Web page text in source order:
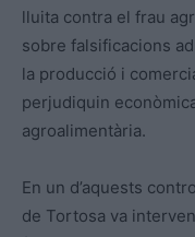
lluita contra el frau
sobre falsificacions
la producció i
perjudiquin
agroalimentària.
En un d’aquests
de Tortosa va